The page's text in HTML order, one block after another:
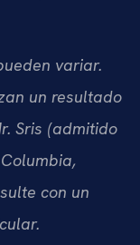
variar.
un resultado
Sris (admitido
con un